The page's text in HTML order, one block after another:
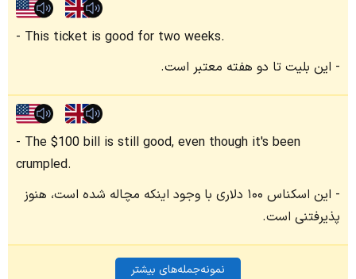
This ticket is good for two weeks.
این بلیت تا دو هفته معتبر است.
The $100 bill is still good, even though it's been
crumpled.
این اسکناس ۱۰۰ دلاری با وجود اینکه مچاله شده است، هنوز
پذیرفتنی است.
نمونه‌جمله‌های بیشتر